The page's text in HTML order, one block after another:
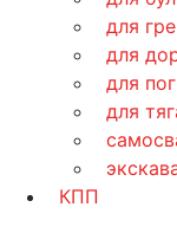
для
для
для
для
КПП